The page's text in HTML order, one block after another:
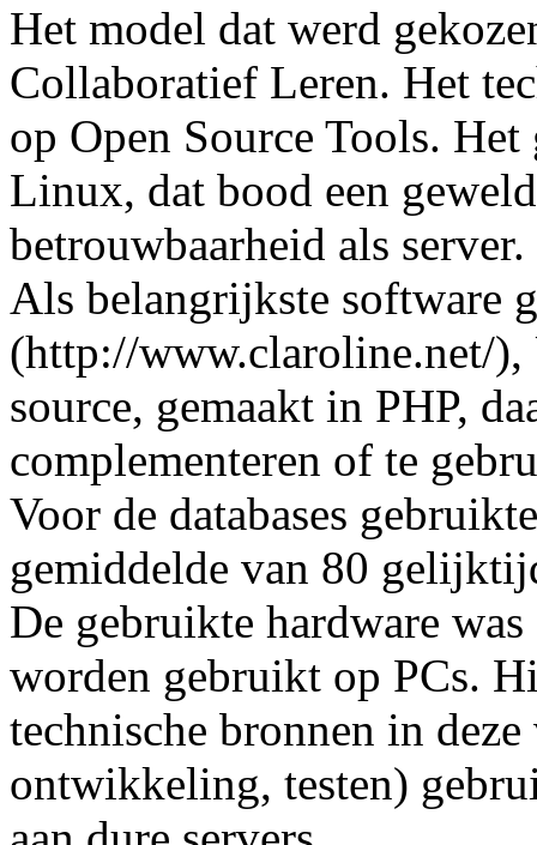
Het model dat werd
Collaboratief Leren. Het
op Open Source Tools.
Linux, dat bood een
betrouwbaarheid als server.
Als belangrijkste software
(http://www.claroline.net/),
source, gemaakt in PHP,
complementeren of te
Voor de databases
gemiddelde van 80
De gebruikte hardware
worden gebruikt op PCs.
technische bronnen in
ontwikkeling, testen)